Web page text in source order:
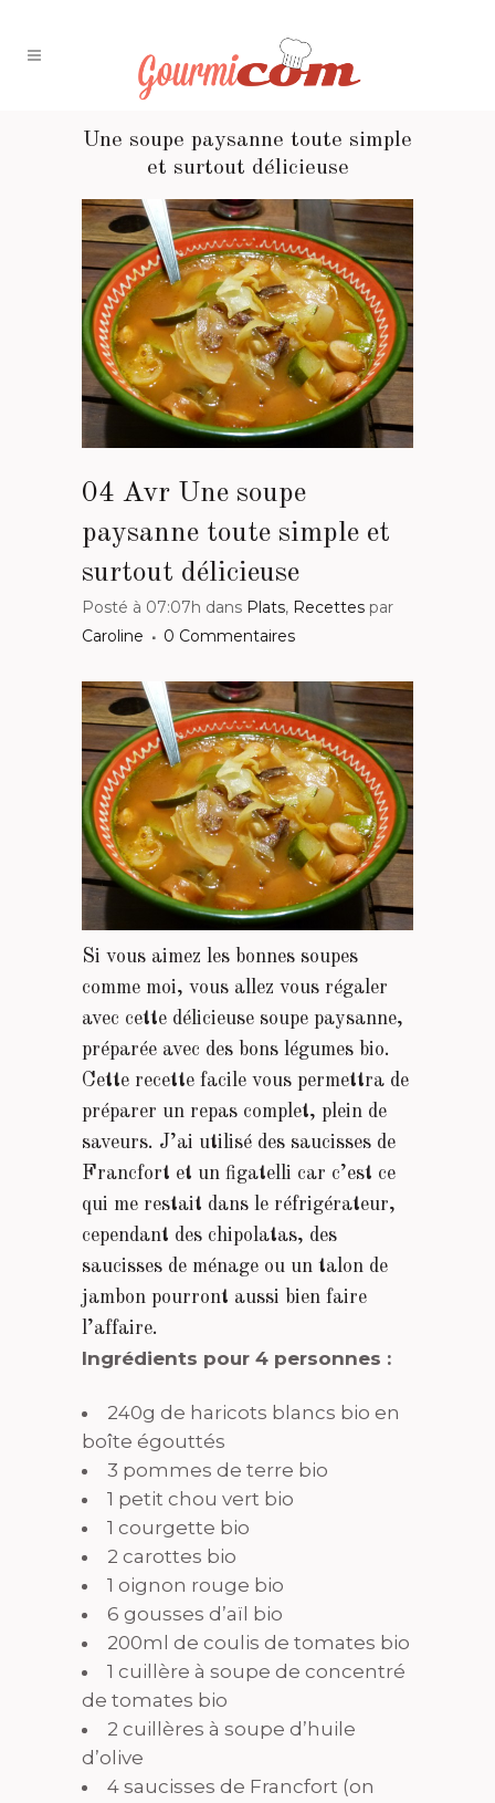
Une soupe paysanne toute simple
et surtout délicieuse
04 Avr Une soupe
paysanne toute simple et
surtout délicieuse
Posté à 07:07h dans Plats, Recettes par
Caroline
0 Commentaires
Si vous aimez les bonnes soupes
comme moi, vous allez vous régaler
avec cette délicieuse soupe paysanne,
préparée avec des bons légumes bio.
Cette recette facile vous permettra de
préparer un repas complet, plein de
saveurs. J’ai utilisé des saucisses de
Francfort et un figatelli car c’est ce
qui me restait dans le réfrigérateur,
cependant des chipolatas, des
saucisses de ménage ou un talon de
jambon pourront aussi bien faire
l’affaire.
Ingrédients pour 4 personnes :
240g de haricots blancs bio en
boîte égouttés
3 pommes de terre bio
1 petit chou vert bio
1 courgette bio
2 carottes bio
1 oignon rouge bio
6 gousses d’aïl bio
200ml de coulis de tomates bio
1 cuillère à soupe de concentré
de tomates bio
2 cuillères à soupe d’huile
d’olive
4 saucisses de Francfort (on